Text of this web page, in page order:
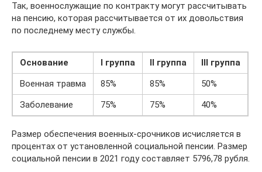
Так, военнослужащие по контракту могут рассчитывать
на пенсию, которая рассчитывается от их довольствия
по последнему месту службы.
Основание I группа II группа
III группа
Военная травма
85% 85%
50%
Заболевание
75% 75% 40%
Размер обеспечения военных-срочников исчисляется в
процентах от установленной социальной пенсии. Размер
социальной пенсии в 2021 году составляет 5796,78 рубля.